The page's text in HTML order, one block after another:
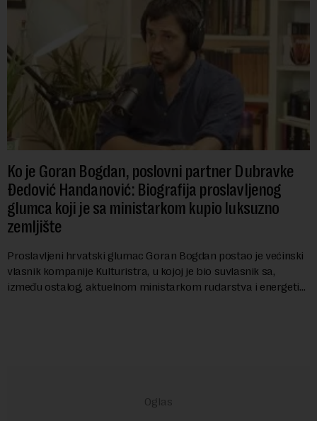
Ko je Goran Bogdan, poslovni partner Dubravke
Đedović Handanović: Biografija proslavljenog
glumca koji je sa ministarkom kupio luksuzno
zemljište
Proslavljeni hrvatski glumac Goran Bogdan postao je većinski
vlasnik kompanije Kulturistra, u kojoj je bio suvlasnik sa,
između ostalog, aktuelnom ministarkom rudarstva i energetike